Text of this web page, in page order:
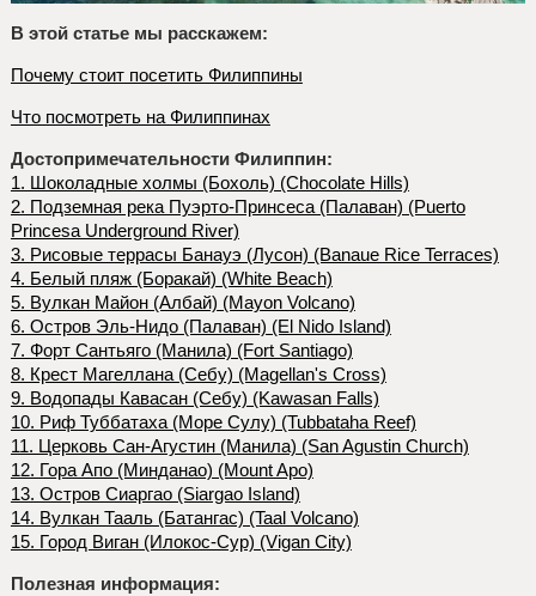
В этой статье мы расскажем:
Почему стоит посетить Филиппины
Что посмотреть на Филиппинах
Достопримечательности Филиппин:
1. Шоколадные холмы (Бохоль) (Chocolate Hills)
2. Подземная река Пуэрто-Принсеса (Палаван) (Puerto
Princesa Underground River)
3. Рисовые террасы Банауэ (Лусон) (Banaue Rice Terraces)
4. Белый пляж (Боракай) (White Beach)
5. Вулкан Майон (Албай) (Mayon Volcano)
6. Остров Эль-Нидо (Палаван) (El Nido Island)
7. Форт Сантьяго (Манила) (Fort Santiago)
8. Крест Магеллана (Себу) (Magellan's Cross)
9. Водопады Кавасан (Себу) (Kawasan Falls)
10. Риф Туббатаха (Море Сулу) (Tubbataha Reef)
11. Церковь Сан-Агустин (Манила) (San Agustin Church)
12. Гора Апо (Минданао) (Mount Apo)
13. Остров Сиаргао (Siargao Island)
14. Вулкан Тааль (Батангас) (Taal Volcano)
15. Город Виган (Илокос-Сур) (Vigan City)
Полезная информация: